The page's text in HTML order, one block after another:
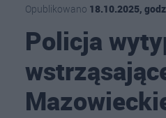
Opublikowano 18.10.2025,
Policja